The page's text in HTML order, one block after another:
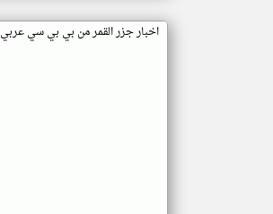
اخبار جزر القمر من بي بي سي عربي